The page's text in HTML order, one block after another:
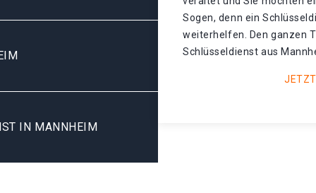
IN MANNHEIM
Sogen, denn ein
weiterhelfen. Den ganzen
Schlüsseldienst aus